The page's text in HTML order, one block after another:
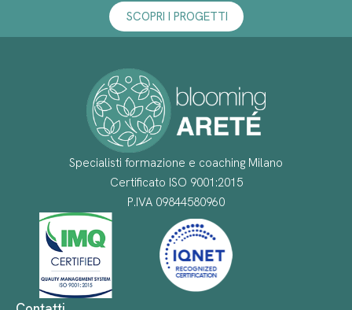
SCOPRI I PROGETTI
Specialisti formazione e coaching Milano
Certificato ISO 9001:2015
P.IVA 09844580960